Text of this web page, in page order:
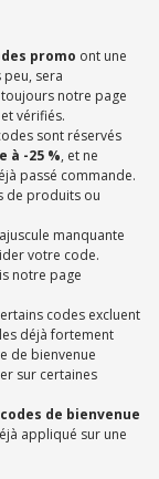
promo ont une
sera
notre page
vérifiés.
sont réservés
à -25 %, et ne
passé commande.
de produits ou
manquante
votre code.
notre page
codes excluent
déjà fortement
de bienvenue
sur certaines
codes de bienvenue
appliqué sur une